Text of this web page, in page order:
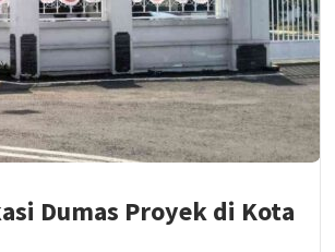
Dumas Proyek di Kota